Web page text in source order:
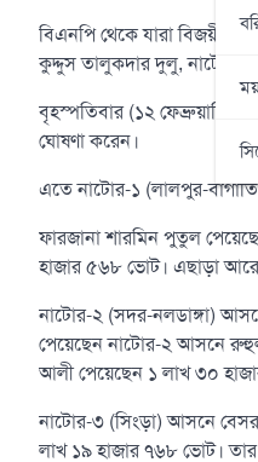
বিএনপি থেকে যারা বিজয়ী
কুদ্দুস তালুকদার দুলু,
বৃহস্পতিবার (১২ ফেব্রুয়ারি)
ঘোষণা করেন।
এতে নাটোর-১ (লালপুর-
ফারজানা শারমিন পুতুল
হাজার ৫৬৮ ভোট। এছাড়া আরেক
নাটোর-২ (সদর-নলডাঙ্গা)
পেয়েছেন নাটোর-২ আসনে রুহুল
আলী পেয়েছেন ১ লাখ ৩০
নাটোর-৩ (সিংড়া) আসনে
লাখ ১৯ হাজার ৭৬৮ ভোট। তার